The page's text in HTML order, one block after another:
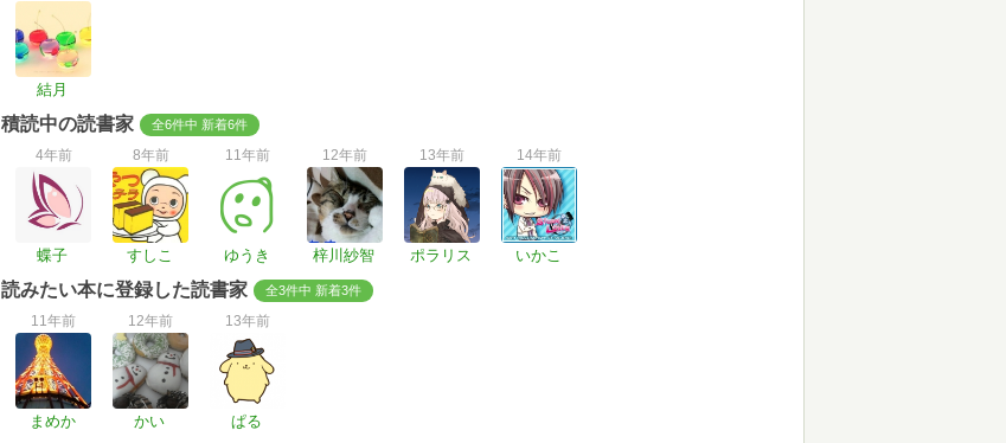
結月
積読中の読書家 全6件中 新着6件
4年前
蝶子
8年前
すしこ
11年前
ゆうき
12年前
梓川紗智
13年前
ポラリス
14年前
いかこ
読みたい本に登録した読書家 全3件中 新着3件
11年前
まめか
12年前
かい
13年前
ぱる